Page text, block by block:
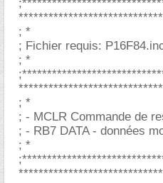
; *
; Fichier requis:
; *
; *
; - MCLR Commande de
; - RB7 DATA - données
; *